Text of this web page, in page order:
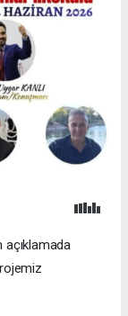
açıklamada